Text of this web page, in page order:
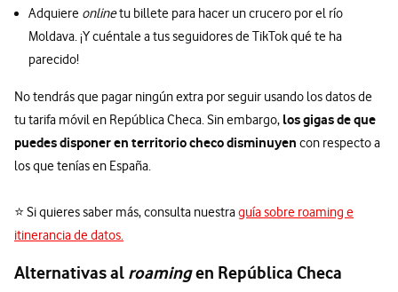
Adquiere onlinetu billete para hacer un crucero por el río
Moldava. ¡Y cuéntale a tus seguidores de TikTok qué te ha
parecido!
No tendrás que pagar ningún extra por seguir usando los datos de
tu tarifa móvil en República Checa. Sin embargo, los gigas de que
puedes disponer en territorio checo disminuyen con respecto a
los que tenías en España.
⭐ Si quieres saber más, consulta nuestraguía sobre roaming e
itinerancia de datos.
Alternativas al roamingen República Checa